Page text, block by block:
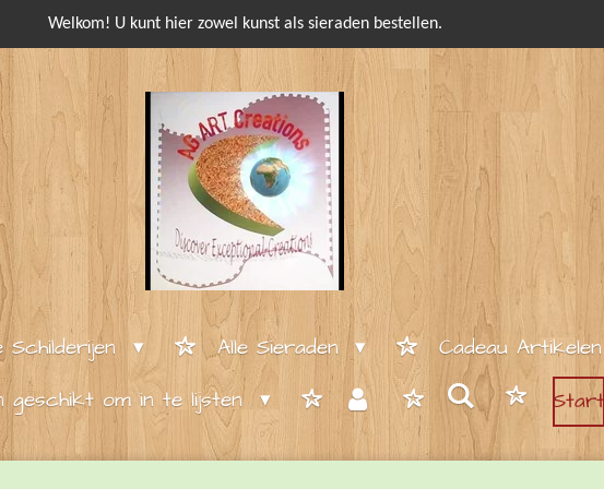
Welkom! U kunt hier zowel kunst als sieraden bestellen.
Schilderijen Alle Sieraden
Cadeau Artikelen
geschikt om in te lijsten
Start